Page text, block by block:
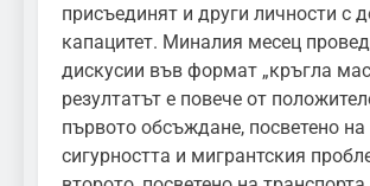
присъединят и други личности с
капацитет. Миналия месец
дискусии във формат „кръгла
резултатът е повече от
първото обсъждане, посветено на
сигурността и мигрантския